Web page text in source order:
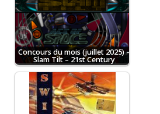
Concours du mois (juillet 2025) –
Slam Tilt – 21st Century